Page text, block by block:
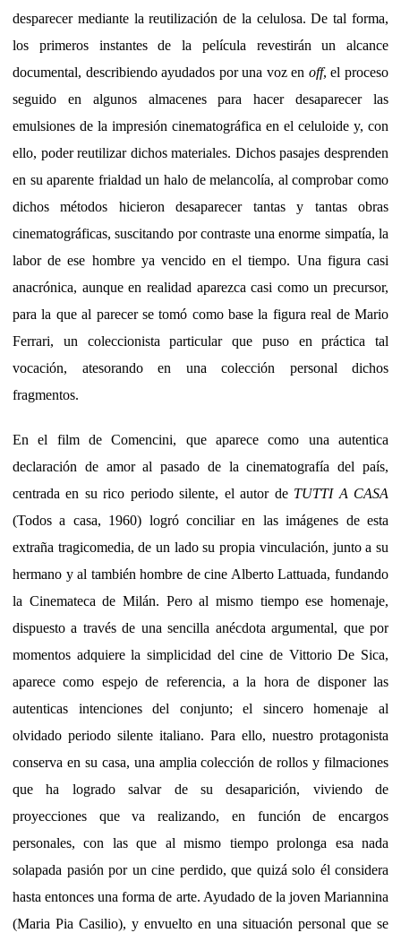
desparecer mediante la reutilización de la celulosa. De tal forma,
los primeros instantes de la película revestirán un alcance
documental, describiendo ayudados por una voz en off, el proceso
seguido en algunos almacenes para hacer desaparecer las
emulsiones de la impresión cinematográfica en el celuloide y, con
ello, poder reutilizar dichos materiales. Dichos pasajes desprenden
en su aparente frialdad un halo de melancolía, al comprobar como
dichos métodos hicieron desaparecer tantas y tantas obras
cinematográficas, suscitando por contraste una enorme simpatía, la
labor de ese hombre ya vencido en el tiempo. Una figura casi
anacrónica, aunque en realidad aparezca casi como un precursor,
para la que al parecer se tomó como base la figura real de Mario
Ferrari, un coleccionista particular que puso en práctica tal
vocación, atesorando en una colección personal dichos
fragmentos.
En el film de Comencini, que aparece como una autentica
declaración de amor al pasado de la cinematografía del país,
centrada en su rico periodo silente, el autor de TUTTI A CASA
(Todos a casa, 1960) logró conciliar en las imágenes de esta
extraña tragicomedia, de un lado su propia vinculación, junto a su
hermano y al también hombre de cine Alberto Lattuada, fundando
la Cinemateca de Milán. Pero al mismo tiempo ese homenaje,
dispuesto a través de una sencilla anécdota argumental, que por
momentos adquiere la simplicidad del cine de Vittorio De Sica,
aparece como espejo de referencia, a la hora de disponer las
autenticas intenciones del conjunto; el sincero homenaje al
olvidado periodo silente italiano. Para ello, nuestro protagonista
conserva en su casa, una amplia colección de rollos y filmaciones
que ha logrado salvar de su desaparición, viviendo de
proyecciones que va realizando, en función de encargos
personales, con las que al mismo tiempo prolonga esa nada
solapada pasión por un cine perdido, que quizá solo él considera
hasta entonces una forma de arte. Ayudado de la joven Mariannina
(Maria Pia Casilio), y envuelto en una situación personal que se